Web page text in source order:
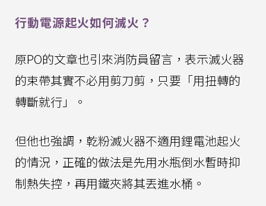
行動電源起火如何滅火？
原PO的文章也引來消防員留言，表示滅火器
的束帶其實不必用剪刀剪，只要「用扭轉的
轉斷就行」。
但他也強調，乾粉滅火器不適用鋰電池起火
的情況，正確的做法是先用水瓶倒水暫時抑
制熱失控，再用鐵夾將其丟進水桶。